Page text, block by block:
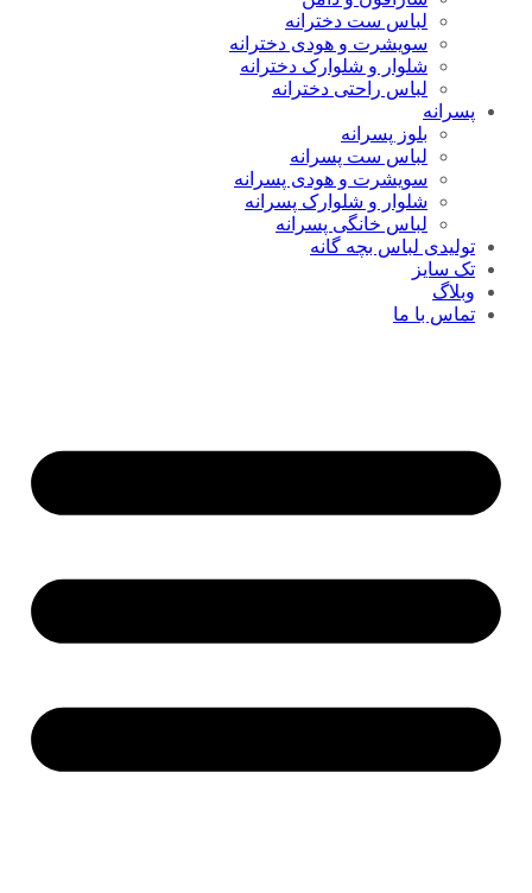
لباس ست دخترانه
سویشرت و هودی دخترانه
شلوار و شلوارک دخترانه
لباس راحتی دخترانه
پسرانه
بلوز پسرانه
لباس ست پسرانه
سویشرت و هودی پسرانه
شلوار و شلوارک پسرانه
لباس خانگی پسرانه
تولیدی لباس بچه گانه
تک سایز
وبلاگ
تماس با ما